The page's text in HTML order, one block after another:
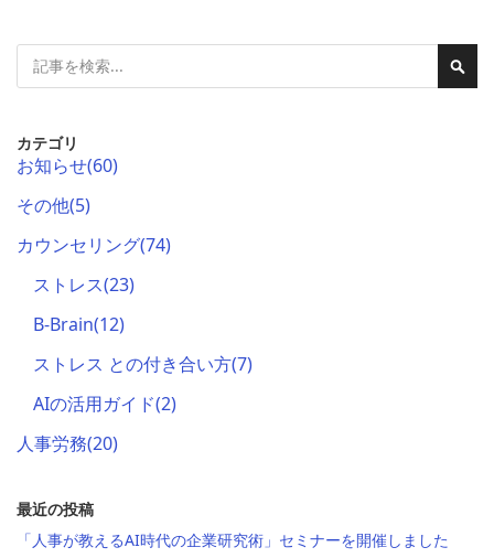
検
検
カテゴリ
お知らせ(60)
その他(5)
カウンセリング(74)
ストレス(23)
B-Brain(12)
ストレス との付き合い方(7)
AIの活用ガイド(2)
人事労務(20)
最近の投稿
「人事が教えるAI時代の企業研究術」セミナーを開催しました